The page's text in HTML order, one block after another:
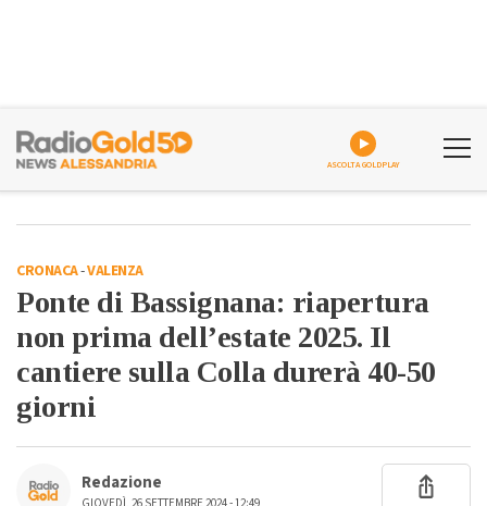
ASCOLTA GOLDPLAY
CRONACA-VALENZA
Ponte di Bassignana: riapertura
non prima dell’estate 2025. Il
cantiere sulla Colla durerà 40-50
giorni
Redazione